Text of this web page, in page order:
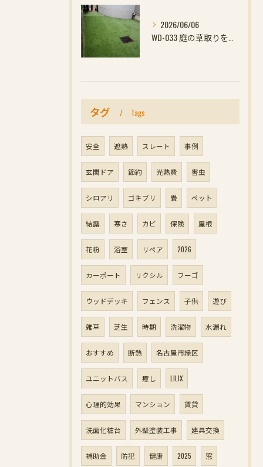
2026/06/06
タグ Tags
安全 遮熱 スレート 事例
玄関ドア 節約 光熱費 害虫
シロアリ ゴキブリ 畳 ペット
結露 寒さ カビ 保険 屋根
花粉 浴室 リペア 2026
カーポート リクシル フーゴ
ウッドデッキ フェンス 子供 遊び
雑草 芝生 時期 洗濯物 水漏れ
おすすめ 断熱 名古屋市緑区
ユニットバス 癒し LILIX
心理的効果 マンション 賃貸
洗面化粧台 外壁塗装工事 建具交換
補助金 防犯 健康 2025 窓